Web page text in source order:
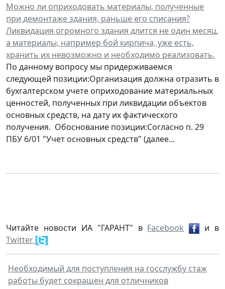
Можно ли оприходовать материалы, полученные
при демонтаже здания, раньше его списания?
Ликвидация огромного здания длится не один месяц,
а материалы, например бой кирпича, уже есть,
хранить их невозможно и необходимо реализовать.
По данному вопросу мы придерживаемся
следующей позиции:Организация должна отразить в
бухгалтерском учете оприходование материальных
ценностей, полученных при ликвидации объектов
основных средств, на дату их фактического
получения. Обоснование позиции:Согласно п. 29
ПБУ 6/01 "Учет основных средств" (далее...
Читайте новости ИА "ГАРАНТ" в Facebook
и в
Twitter
Необходимый для поступления на госслужбу стаж
работы будет сокращен для отличников